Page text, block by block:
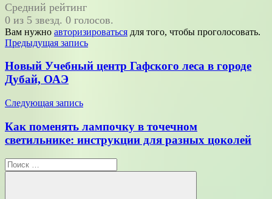
Средний рейтинг
0 из 5 звезд. 0 голосов.
Вам нужно авторизироваться для того, чтобы проголосовать.
Навигация
по
записям
Предыдущая запись
Новый Учебный центр Гафского леса в городе
Дубай, ОАЭ
Следующая запись
Как поменять лампочку в точечном
светильнике: инструкции для разных цоколей
Поиск
для: